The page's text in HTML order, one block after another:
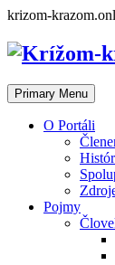
Skip
content
krizom-
Primary Menu
O Portáli
Pojmy